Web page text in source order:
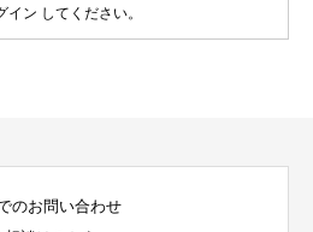
イン してください。
のお問い合わせ